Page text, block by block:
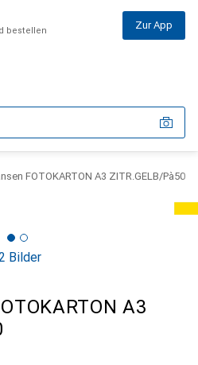
bestellen Zur App
FOTOKARTON A3 ZITR.GELB/Pà50
Bilder
A3